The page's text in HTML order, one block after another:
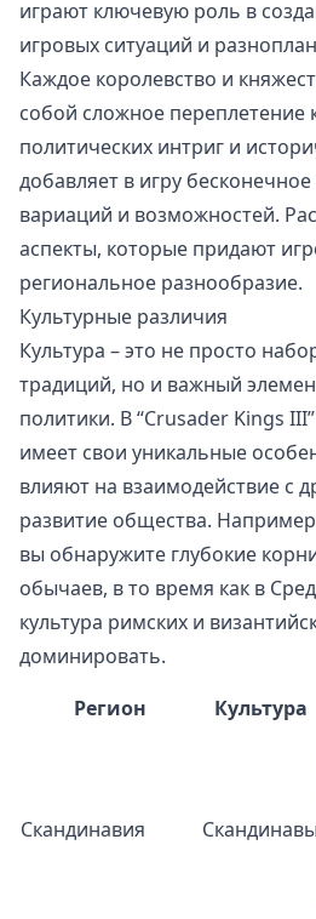
играют ключевую роль в
игровых ситуаций и
Каждое королевство и
собой сложное переплетение
политических интриг и
добавляет в игру
вариаций и возможностей.
аспекты, которые придают
региональное разнообразие.
Культурные различия
Культура – это не просто
традиций, но и важный
политики. В “Crusader Kings
имеет свои уникальные
влияют на взаимодействие с
развитие общества.
вы обнаружите глубокие
обычаев, в то время как в
культура римских и
доминировать.
Регион
Культура
Скандинавия Скандинавы